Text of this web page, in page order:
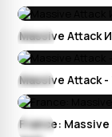
Massive Attack
Massive Attack
France: